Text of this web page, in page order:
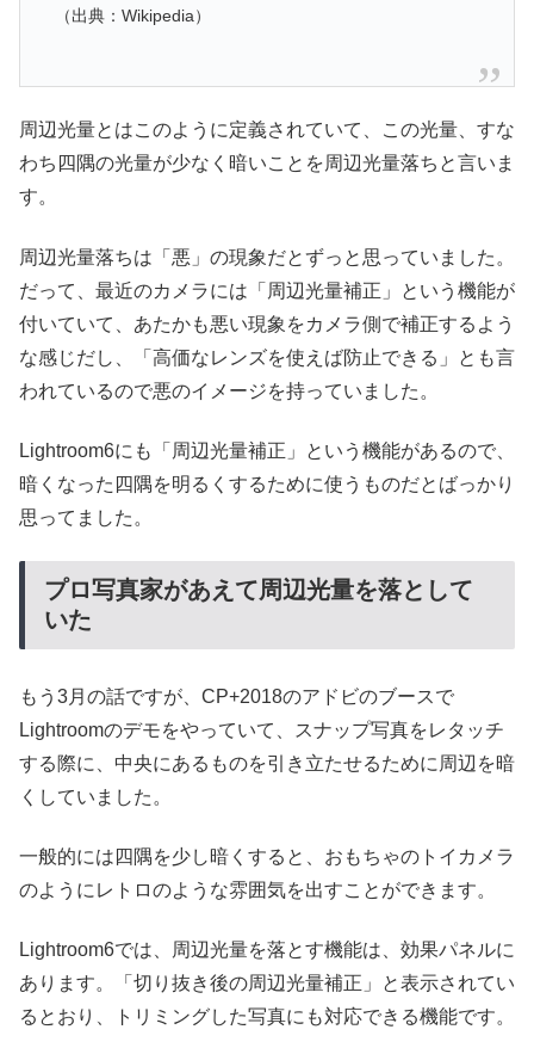
（出典：Wikipedia）
周辺光量とはこのように定義されていて、この光量、すな
わち四隅の光量が少なく暗いことを周辺光量落ちと言いま
す。
周辺光量落ちは「悪」の現象だとずっと思っていました。
だって、最近のカメラには「周辺光量補正」という機能が
付いていて、あたかも悪い現象をカメラ側で補正するよう
な感じだし、「高価なレンズを使えば防止できる」とも言
われているので悪のイメージを持っていました。
Lightroom6にも「周辺光量補正」という機能があるので、
暗くなった四隅を明るくするために使うものだとばっかり
思ってました。
プロ写真家があえて周辺光量を落として
いた
もう3月の話ですが、CP+2018のアドビのブースで
Lightroomのデモをやっていて、スナップ写真をレタッチ
する際に、中央にあるものを引き立たせるために周辺を暗
くしていました。
一般的には四隅を少し暗くすると、おもちゃのトイカメラ
のようにレトロのような雰囲気を出すことができます。
Lightroom6では、周辺光量を落とす機能は、効果パネルに
あります。「切り抜き後の周辺光量補正」と表示されてい
るとおり、トリミングした写真にも対応できる機能です。